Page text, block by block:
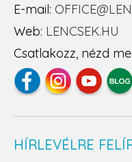
E-mail:
Web: LENCSEK.HU
Csatlakozz, nézd
HÍRLEVÉLRE